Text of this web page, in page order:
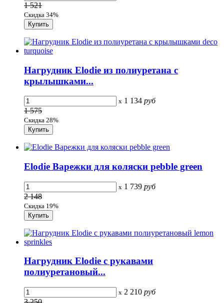
1 521
Скидка 34%
Нагрудник Elodie из полиуретана с
крылышками...
x 1 134 руб
1 575
Скидка 28%
Elodie Варежки для коляски pebble green
x 1 739 руб
2 148
Скидка 19%
Нагрудник Elodie с рукавами
полиуретановый...
x 2 210 руб